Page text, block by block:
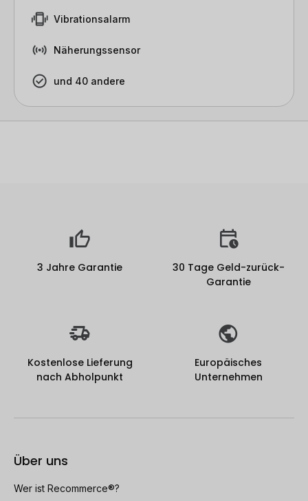
Vibrationsalarm
Näherungssensor
und 40 andere
3 Jahre Garantie
30 Tage Geld-zurück-
Garantie
Kostenlose Lieferung
nach Abholpunkt
Europäisches
Unternehmen
Über uns
Wer ist Recommerce®?